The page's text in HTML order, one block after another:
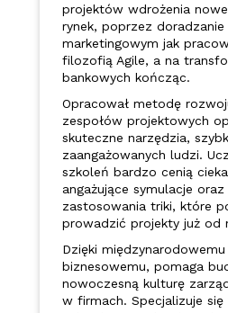
projektów wdrożenia
rynek, poprzez doradzanie
marketingowym jak
filozofią Agile, a na
bankowych kończąc.
Opracował metodę
zespołów projektowych
skuteczne narzędzia,
zaangażowanych ludzi.
szkoleń bardzo cenią
angażujące symulacje
zastosowania triki, które
prowadzić projekty już od
Dzięki
biznesowemu, pomaga
nowoczesną kulturę
w firmach. Specjalizuje